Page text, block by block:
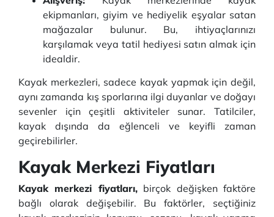
ekipmanları, giyim ve hediyelik eşyalar satan
mağazalar bulunur. Bu, ihtiyaçlarınızı
karşılamak veya tatil hediyesi satın almak için
idealdir.
Kayak merkezleri, sadece kayak yapmak için değil,
aynı zamanda kış sporlarına ilgi duyanlar ve doğayı
sevenler için çeşitli aktiviteler sunar. Tatilciler,
kayak dışında da eğlenceli ve keyifli zaman
geçirebilirler.
Kayak Merkezi Fiyatları
Kayak merkezi fiyatları,birçok değişken faktöre
bağlı olarak değişebilir. Bu faktörler, seçtiğiniz